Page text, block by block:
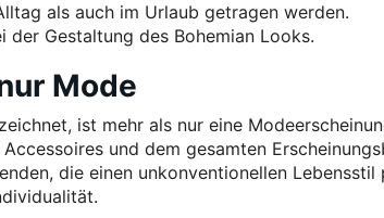
als auch im Urlaub getragen werden.
Gestaltung des Bohemian Looks.
Mode
ist mehr als nur eine
und dem gesamten
die einen unkonventionellen Lebensstil